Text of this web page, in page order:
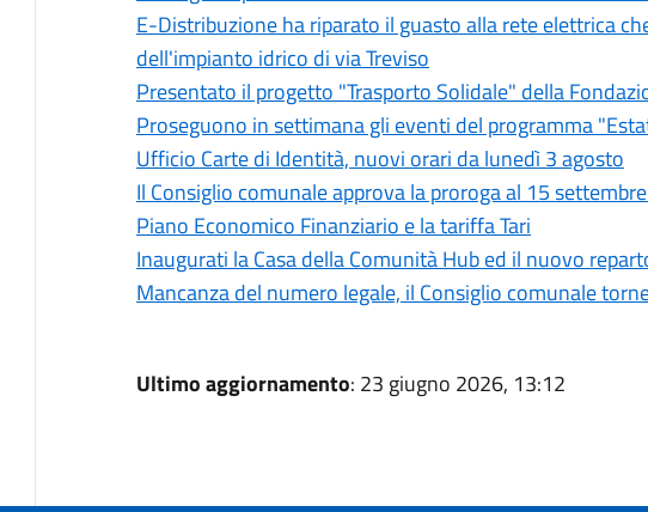
E-Distribuzione ha riparato il guasto alla rete elettrica
dell'impianto idrico di via Treviso
Presentato il progetto "Trasporto Solidale" della
Proseguono in settimana gli eventi del programma
Ufficio Carte di Identità, nuovi orari da lunedì 3 agosto
Il Consiglio comunale approva la proroga al 15
Piano Economico Finanziario e la tariffa Tari
Inaugurati la Casa della Comunità Hub ed il nuovo
Mancanza del numero legale, il Consiglio comunale
Ultimo aggiornamento: 23 giugno 2026, 13:12